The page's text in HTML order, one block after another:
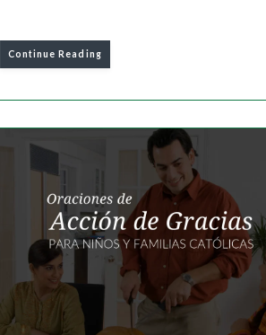
Continue Reading